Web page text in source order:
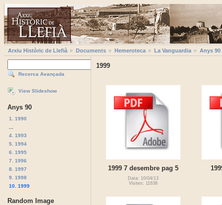
Arxiu Històric de Llefià Documents Hemeroteca La Vanguardia Anys 90
Recerca Avançada
View Slideshow
Anys 90
1. 1990
4. 1993
5. 1994
6. 1995
7. 1996
8. 1997
9. 1998
10. 1999
Random Image
1999
1999 7 desembre pag 5
Data: 10/04/13
Visites: 11638